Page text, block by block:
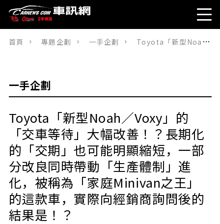
首頁 專題企劃 一手企劃 Toyota「新型Noah／Voxy」的「交車等待」大幅改善！？長期化的「交期」也可能明顯縮短，一部分改良同時帶動「生產體制」進化，被稱為「家庭Minivan之王」的這款車，實際向經銷商詢問後的結果是！？
一手企劃
Toyota「新型Noah／Voxy」的
「交車等待」大幅改善！？長期化
的「交期」也可能明顯縮短，一部
分改良同時帶動「生產體制」進
化，被稱為「家庭Minivan之王」
的這款車，實際向經銷商詢問後的
結果是！？